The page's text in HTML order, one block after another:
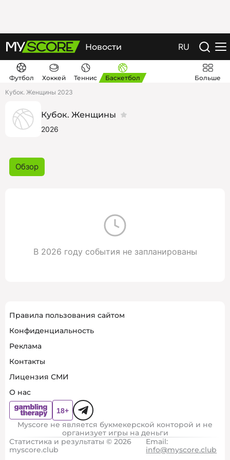
Новости RU
Футбол Хоккей Теннис Баскетбол
Больше
Кубок. Женщины 2023
Кубок. Женщины
2026
Обзор
В 2026 году события не запланированы
Правила пользования сайтом
Конфиденциальность
Реклама
Контакты
Лицензия СМИ
О нас
Myscore не является букмекерской конторой и не
организует игры на деньги
Статистика и результаты © 2026
myscore.club
Email:
info@myscore.club